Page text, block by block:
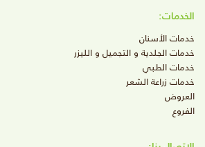
الخدمات:
خدمات الأسنان
خدمات الجلدية و التجميل و الليزر
خدمات الطبي
خدمات زراعة الشعر
العروض
الفروع